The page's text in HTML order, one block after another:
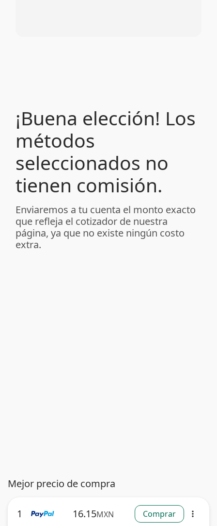
¡Buena elección! Los
métodos
seleccionados no
tienen comisión.
Enviaremos a tu cuenta el monto exacto
que refleja el cotizador de nuestra
página, ya que no existe ningún costo
extra.
Mejor precio de compra
1 16.15MXN Comprar more_vert